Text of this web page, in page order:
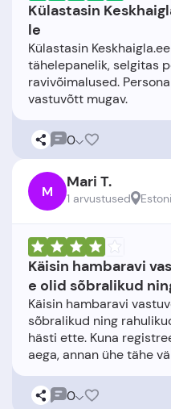
Külastasin
le
Külastasin
tähelepanelik, selgitas
ravivõimalused.
0
M Mari T.
1 arvustused
Käisin hambaravi
e olid sõbralikud
Käisin hambaravi
sõbralikud ning
hästi ette. Kuna
0